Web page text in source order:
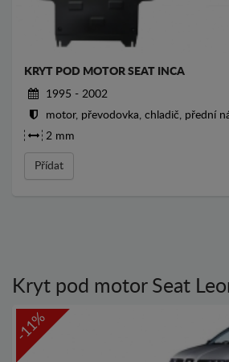
KRYT POD MOTOR SEAT INCA
1995 - 2002
motor, převodovka, chladič, přední
2 mm
Přídat
Kryt pod motor Seat
-11%